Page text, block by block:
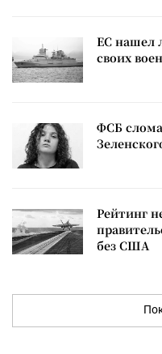
ЕС нашел
своих
ФСБ
Рейтинг
без США